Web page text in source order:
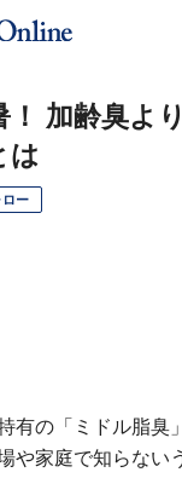
！ 加齢臭よ
は
ロー
有の「ミドル脂臭
や家庭で知らない